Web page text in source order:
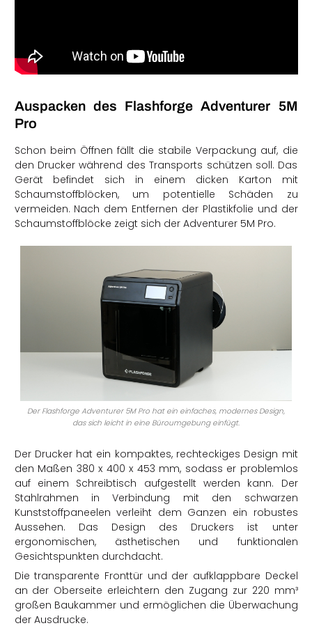
Auspacken des Flashforge Adventurer 5M
Pro
Schon beim Öffnen fällt die stabile Verpackung auf, die
den Drucker während des Transports schützen soll. Das
Gerät befindet sich in einem dicken Karton mit
Schaumstoffblöcken, um potentielle Schäden zu
vermeiden. Nach dem Entfernen der Plastikfolie und der
Schaumstoffblöcke zeigt sich der Adventurer 5M Pro.
Der Flashforge Adventurer 5M Pro hat ein einfaches, modernes Design,
das sich leicht in eine Büroumgebung einfügt.
Der Drucker hat ein kompaktes, rechteckiges Design mit
den Maßen 380 x 400 x 453 mm, sodass er problemlos
auf einem Schreibtisch aufgestellt werden kann. Der
Stahlrahmen in Verbindung mit den schwarzen
Kunststoffpaneelen verleiht dem Ganzen ein robustes
Aussehen. Das Design des Druckers ist unter
ergonomischen, ästhetischen und funktionalen
Gesichtspunkten durchdacht.
Die transparente Fronttür und der aufklappbare Deckel
an der Oberseite erleichtern den Zugang zur 220 mm³
großen Baukammer und ermöglichen die Überwachung
der Ausdrucke.